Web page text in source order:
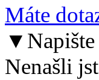
Máte
▼
Nenašli